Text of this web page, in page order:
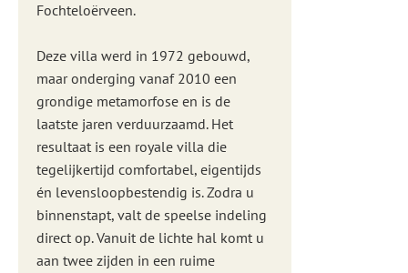
Fochteloërveen.
Deze villa werd in 1972 gebouwd,
maar onderging vanaf 2010 een
grondige metamorfose en is de
laatste jaren verduurzaamd. Het
resultaat is een royale villa die
tegelijkertijd comfortabel, eigentijds
én levensloopbestendig is. Zodra u
binnenstapt, valt de speelse indeling
direct op. Vanuit de lichte hal komt u
aan twee zijden in een ruime